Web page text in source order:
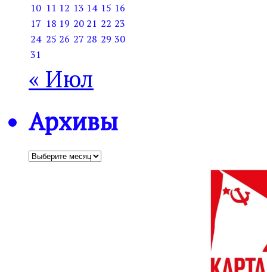
10 11 12 13 14 15 16
17 18 19 20 21 22 23
24 25 26 27 28 29 30
31
« Июл
Архивы
Архивы